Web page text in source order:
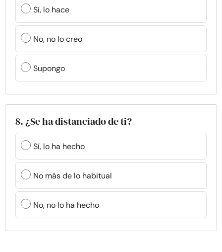
Sí, lo hace
No, no lo creo
Supongo
8. ¿Se ha distanciado de ti?
Sí, lo ha hecho
No más de lo habitual
No, no lo ha hecho